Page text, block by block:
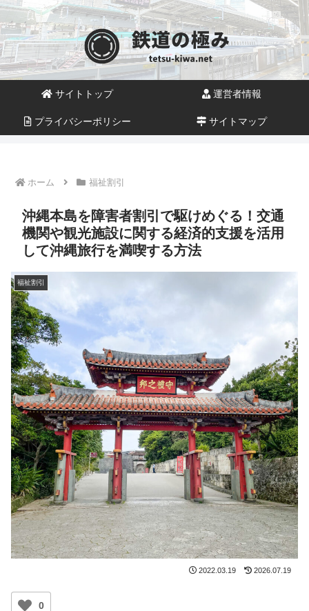
サイトトップ 運営者情報
プライバシーポリシー サイトマップ
ホーム 福祉割引
沖縄本島を障害者割引で駆けめぐる！交通
機関や観光施設に関する経済的支援を活用
して沖縄旅行を満喫する方法
福祉割引
2022.03.19 2026.07.19
0